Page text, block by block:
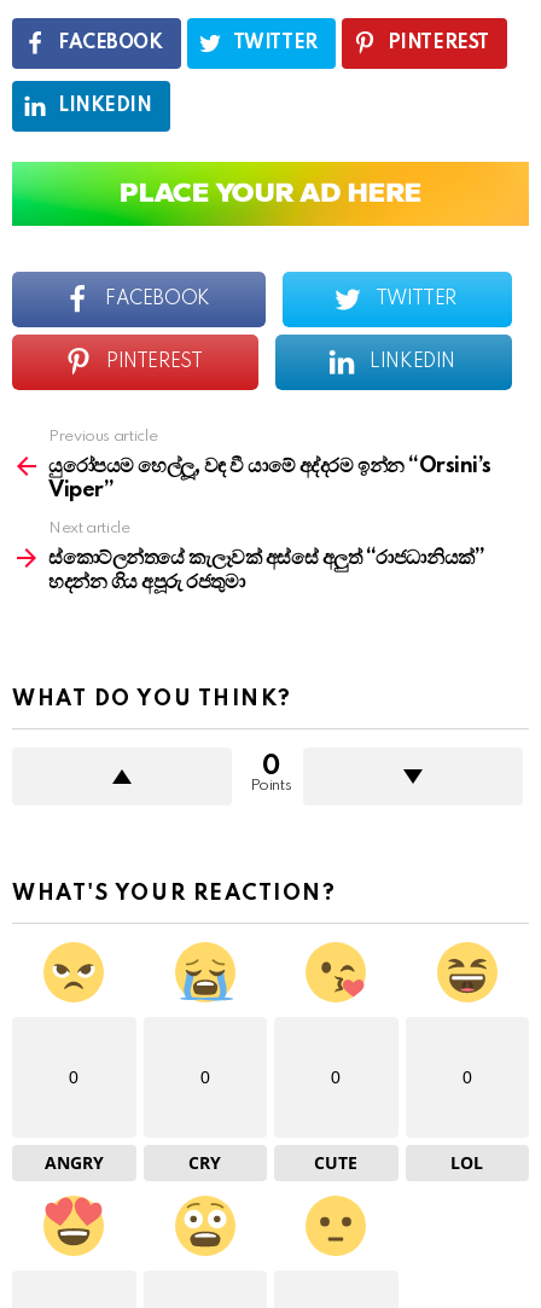
FACEBOOK TWITTER PINTEREST
LINKEDIN
FACEBOOK TWITTER
PINTEREST LINKEDIN
more
Previous article
යුරෝපයම හෙල්ලූ, වඳ වී යාමේ අද්දරම ඉන්න “Orsini’s
Viper”
Next article
ස්කොට්ලන්තයේ කැලෑවක් අස්සේ අලුත් “රාජධානියක්”
හදන්න ගිය අපූරු රජතුමා
WHAT DO YOU THINK?
0
Points
WHAT'S YOUR REACTION?
0
ANGRY
0
CRY
0
CUTE
0
LOL